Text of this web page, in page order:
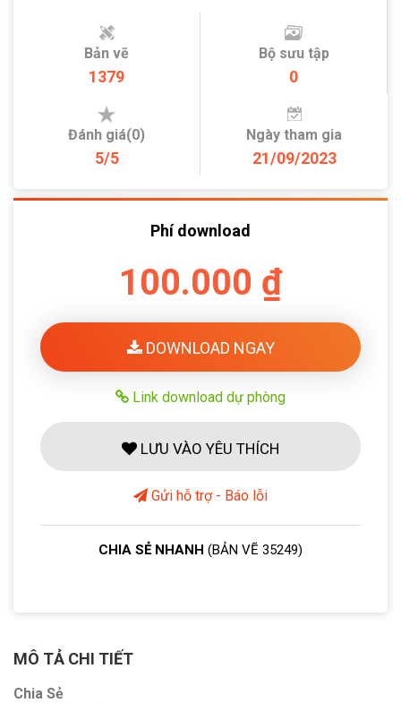
Bản vẽ
1379
Bộ sưu tập
0
Đánh giá(0)
5/5
Ngày tham gia
21/09/2023
Phí download
100.000 ₫
DOWNLOAD NGAY
Link download dự phòng
LƯU VÀO YÊU THÍCH
Gửi hỗ trợ - Báo lỗi
CHIA SẺ NHANH (BẢN VẼ 35249)
MÔ TẢ CHI TIẾT
Chia Sẻ